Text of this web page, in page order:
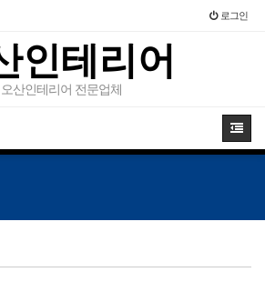
로그인
인테리어
오산인테리어 전문업체